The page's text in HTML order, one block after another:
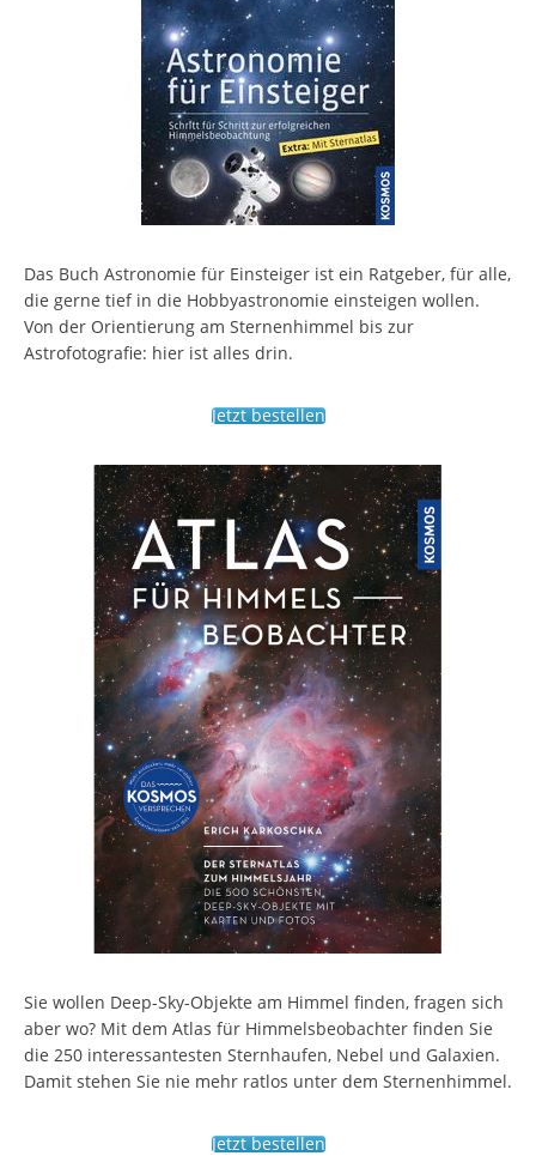
Das Buch Astronomie für Einsteiger ist ein Ratgeber, für alle,
die gerne tief in die Hobbyastronomie einsteigen wollen.
Von der Orientierung am Sternenhimmel bis zur
Astrofotografie: hier ist alles drin.
Jetzt bestellen
Sie wollen Deep-Sky-Objekte am Himmel finden, fragen sich
aber wo? Mit dem Atlas für Himmelsbeobachter finden Sie
die 250 interessantesten Sternhaufen, Nebel und Galaxien.
Damit stehen Sie nie mehr ratlos unter dem Sternenhimmel.
Jetzt bestellen